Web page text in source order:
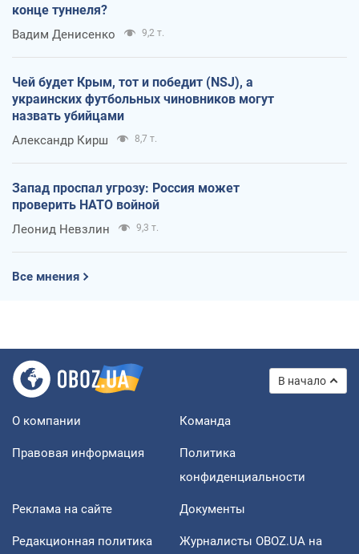
конце туннеля?
Вадим Денисенко 9,2 т.
Чей будет Крым, тот и победит (NSJ), а
украинских футбольных чиновников могут
назвать убийцами
Александр Кирш 8,7 т.
Запад проспал угрозу: Россия может
проверить НАТО войной
Леонид Невзлин 9,3 т.
Все мнения
В начало
О компании Команда
Правовая информация
Политика
конфиденциальности
Реклама на сайте Документы
Редакционная политика
Журналисты OBOZ.UA на